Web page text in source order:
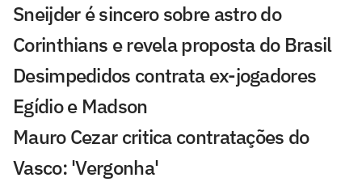
Sneijder é sincero sobre astro do
Corinthians e revela proposta do Brasil
Desimpedidos contrata ex-jogadores
Egídio e Madson
Mauro Cezar critica contratações do
Vasco: 'Vergonha'